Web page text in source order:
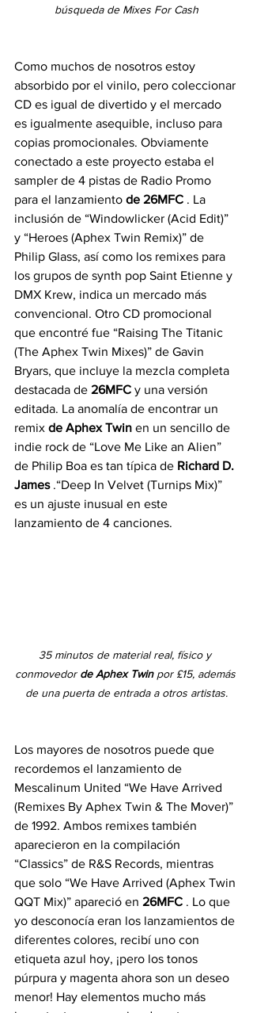
búsqueda de Mixes For Cash
Como muchos de nosotros estoy
absorbido por el vinilo, pero coleccionar
CD es igual de divertido y el mercado
es igualmente asequible, incluso para
copias promocionales. Obviamente
conectado a este proyecto estaba el
sampler de 4 pistas de Radio Promo
para el lanzamiento de 26MFC . La
inclusión de “Windowlicker (Acid Edit)”
y “Heroes (Aphex Twin Remix)” de
Philip Glass, así como los remixes para
los grupos de synth pop Saint Etienne y
DMX Krew, indica un mercado más
convencional. Otro CD promocional
que encontré fue “Raising The Titanic
(The Aphex Twin Mixes)” de Gavin
Bryars, que incluye la mezcla completa
destacada de 26MFC y una versión
editada. La anomalía de encontrar un
remix de Aphex Twin en un sencillo de
indie rock de “Love Me Like an Alien”
de Philip Boa es tan típica de Richard D.
James .“Deep In Velvet (Turnips Mix)”
es un ajuste inusual en este
lanzamiento de 4 canciones.
35 minutos de material real, físico y
conmovedor de Aphex Twin por £15, además
de una puerta de entrada a otros artistas.
Los mayores de nosotros puede que
recordemos el lanzamiento de
Mescalinum United “We Have Arrived
(Remixes By Aphex Twin & The Mover)”
de 1992. Ambos remixes también
aparecieron en la compilación
“Classics” de R&S Records, mientras
que solo “We Have Arrived (Aphex Twin
QQT Mix)” apareció en 26MFC . Lo que
yo desconocía eran los lanzamientos de
diferentes colores, recibí uno con
etiqueta azul hoy, ¡pero los tonos
púrpura y magenta ahora son un deseo
menor! Hay elementos mucho más